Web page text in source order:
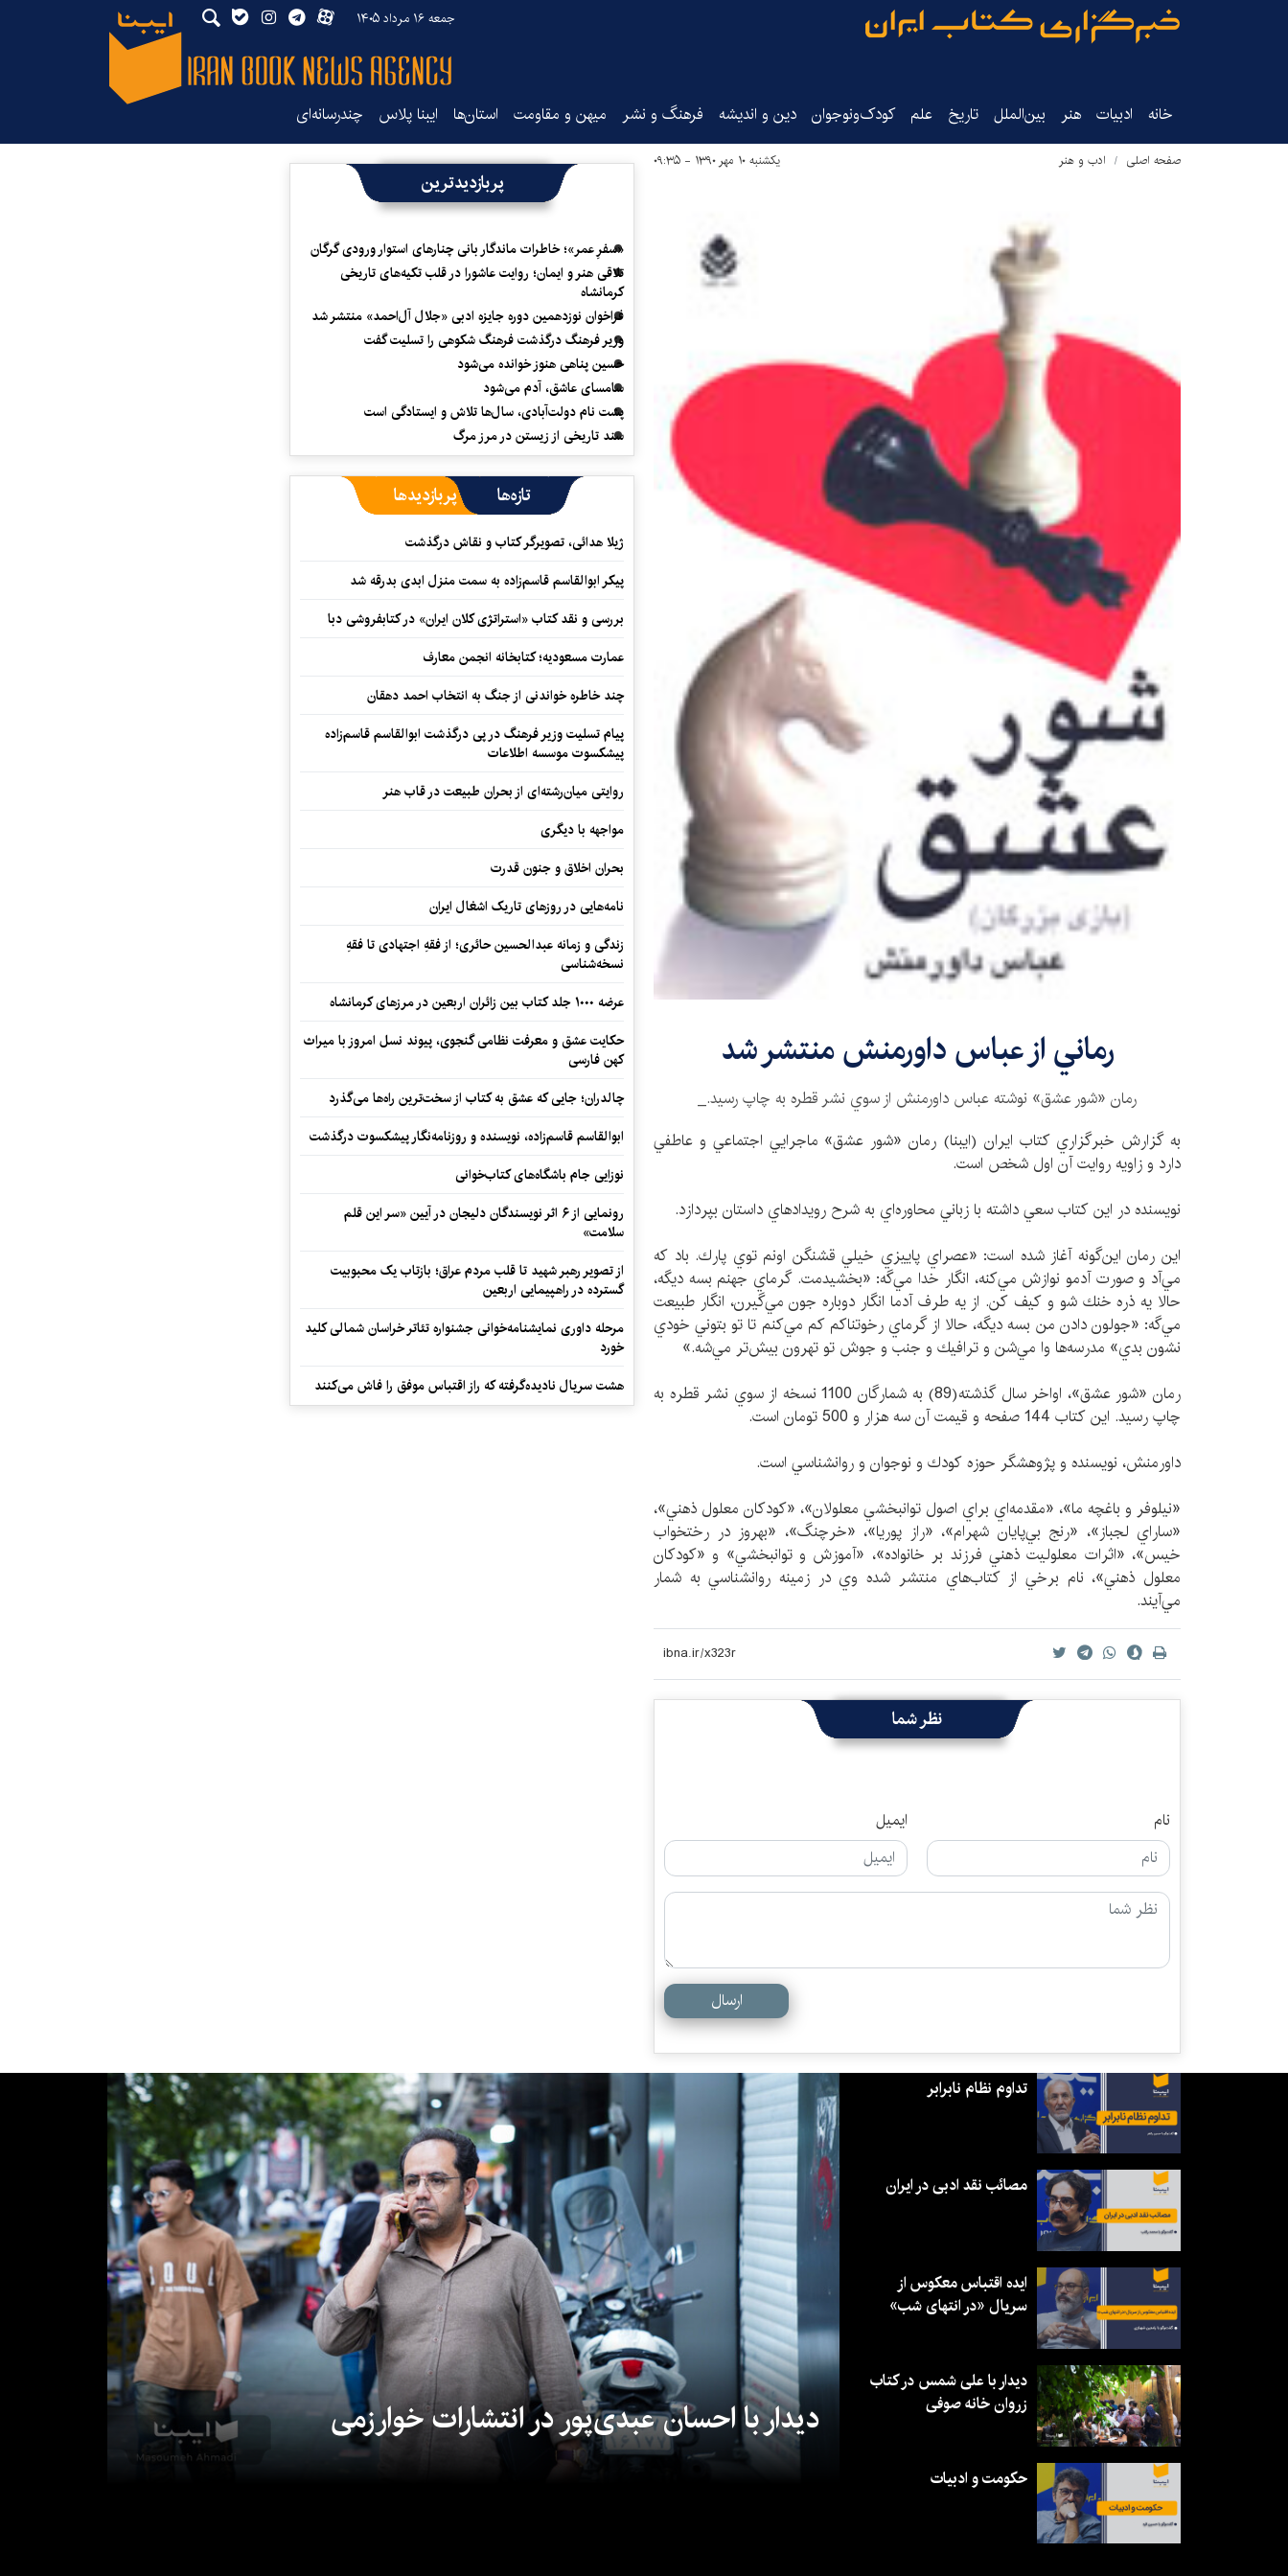
جمعه ۱۶ مرداد ۱۴۰۵
خانه ادبیات هنر بین‌الملل تاریخ‌ علم کودک‌ونوجوان دین و اندیشه فرهنگ و نشر میهن و مقاومت استان‌ها ایبنا پلاس چندرسانه‌ای
صفحه اصلی ادب و هنر یکشنبه ۱۰ مهر ۱۳۹۰ - ۰۹:۳۵
رماني از عباس داورمنش منتشر شد
رمان «شور عشق» نوشته عباس داورمنش از سوي نشر قطره به چاپ رسيد._
به گزارش خبرگزاري كتاب ايران (ايبنا) رمان «شور عشق» ماجرايي اجتماعي و عاطفي
دارد و زاويه روايت آن اول شخص است.
نويسنده در اين كتاب سعي داشته با زباني محاوره‌اي به شرح رويدادهاي داستان بپردازد.
اين رمان اين‌گونه آغاز شده است: «عصراي پاييزي خيلي قشنگن اونم توي پارك. باد كه
مي‌آد و صورت آدمو نوازش مي‌كنه، ‌انگار خدا مي‌گه: «بخشيدمت. گرماي جهنم بسه ديگه،
حالا يه ذره خنك شو و كيف كن. از يه طرف آدما انگار دوباره جون مي‌گيرن، ‌انگار طبيعت
مي‌گه: «جولون دادن من بسه ديگه، ‌حالا از گرماي رخوتناكم كم مي‌كنم تا تو بتوني خودي
نشون بدي» مدرسه‌ها وا مي‌شن و ترافيك و جنب و جوش تو تهرون بيش‌تر مي‌شه.»
رمان «شور عشق»،‌ اواخر سال گذشته(89) به شمارگان 1100 نسخه از سوي نشر قطره به
چاپ رسيد. اين كتاب 144 صفحه و قيمت آن سه هزار و 500 تومان است.
داورمنش، نويسنده و پ‍ژوهشگر حوزه كودك و نوجوان و روانشناسي است.
«نيلوفر و باغچه ما»، «مقدمه‌اي براي اصول توانبخشي معلولان»، «كودكان معلول ذهني»،
«ساراي لجباز»، «رنج بي‌پايان شهرام»، «راز پوريا»، «خرچنگ»، «بهروز در رختخواب
خيس»، «اثرات معلوليت ذهني فرزند بر خانواده»، «آموزش و توانبخشي» و «كودكان
معلول ذهني»،‌ نام برخي از كتاب‌هاي منتشر شده وي در زمينه روانشناسي به شمار
مي‌آيند.
نظر شما
نام ایمیل
ارسال
پربازدیدترین
«سفرِ عمر»؛ خاطرات ماندگار بانی چنارهای استوار ورودی گرگان
تلاقی هنر و ایمان؛ روایت عاشورا در قلب تکیه‌های تاریخی
کرمانشاه
فراخوان نوزدهمین دوره جایزه ادبی «جلال آل‌احمد» منتشر شد
وزیر فرهنگ درگذشت فرهنگ شکوهی را تسلیت گفت
حسین پناهی هنوز خوانده می‌شود
سامسای عاشق، آدم می‌شود
پشت نام دولت‌آبادی، سال‌ها تلاش و ایستادگی است
سند تاریخی از زیستن در مرز مرگ
تازه‌ها پربازدیدها
ژیلا هدائی، تصویرگر کتاب و نقاش درگذشت
پیکر ابوالقاسم قاسم‌زاده به سمت منزل ابدی بدرقه شد
بررسی و نقد کتاب «استراتژی کلان ایران» در کتابفروشی دبا
عمارت مسعودیه؛ کتابخانه انجمن معارف
چند خاطره خواندنی از جنگ به انتخاب احمد دهقان
پیام تسلیت وزیر فرهنگ در پی درگذشت ابوالقاسم قاسم‌زاده
پیشکسوت موسسه اطلاعات
روایتی میان‌رشته‌ای از بحران طبیعت در قاب هنر
مواجهه با دیگری
بحران اخلاق و جنون قدرت
نامه‌هایی در روزهای تاریک اشغال ایران
زندگی و زمانه عبدالحسین حائری؛ از فقهِ اجتهادی تا فقهِ
نسخه‌شناسی
عرضه ۱۰۰۰ جلد کتاب بین زائران اربعین در مرزهای کرمانشاه
حکایت عشق و معرفت نظامی گنجوی، پیوند نسل امروز با میراث
کهن فارسی
چالدران؛ جایی که عشق به کتاب از سخت‌ترین راه‌ها می‌گذرد
ابوالقاسم قاسم‌زاده، نویسنده و روزنامه‌نگار پیشکسوت درگذشت
نوزایی جام باشگاه‌های کتاب‌خوانی
رونمایی از ۶ اثر نویسندگان دلیجان در آیین «سر این قلم
سلامت»
از تصویر رهبر شهید تا قلب مردم عراق؛ بازتاب یک محبوبیت
گسترده در راهپیمایی اربعین
مرحله داوری نمایشنامه‌خوانی جشنواره تئاتر خراسان شمالی کلید
خورد
هشت سریال نادیده‌گرفته که راز اقتباس موفق را فاش می‌کنند
دیدار با احسان عبدی‌پور در انتشارات خوارزمی
تداوم نظام نابرابر
مصائب نقد ادبی در ایران
ایده اقتباس معکوس از
سریال «در انتهای شب»
دیدار با علی شمس در کتاب
زروان خانه صوفی
حکومت و ادبیات